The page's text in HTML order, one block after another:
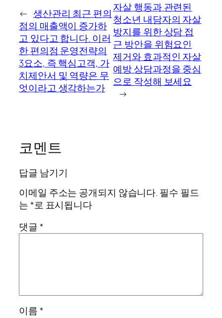
← 생산관리 최근 편의
점의 매출액이 증가하
고 있다고 합니다. 이러
한 편의점 운영전략의
3요소, 즉 핵심고객, 가
치제안서 및 역량은 무
엇이라고 생각하는가
자살 행동과 관련된
청소년 내담자의 자살
방지를 위한 상담 접
근 방안을 위험요인
제거와 효과적인 자살
예방 상담과정을 중심
으로 작성해 보세요
→
코멘트
답글 남기기
이메일 주소는 공개되지 않습니다. 필수 필드
는*로 표시됩니다
댓글*
이름*